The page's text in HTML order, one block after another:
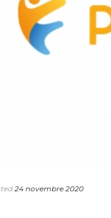
24 novembre 2020